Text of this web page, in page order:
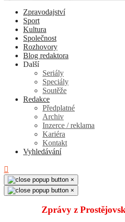
Zpravodajství
Sport
Kultura
Společnost
Rozhovory
Blog redaktora
Další
Seriály
Speciály
Soutěže
Redakce
Předplatné
Archiv
Inzerce / reklama
Kariéra
Kontakt
Vyhledávání
×
×
Zprávy z